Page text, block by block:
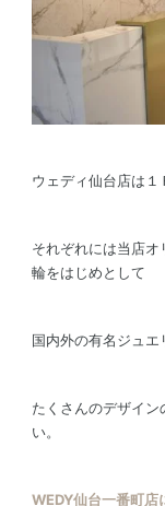
ウェディ仙台店は１
それぞれには当店
輪をはじめとして
国内外の有名ジュエ
たくさんのデザイン
い。
WEDY仙台一番町店